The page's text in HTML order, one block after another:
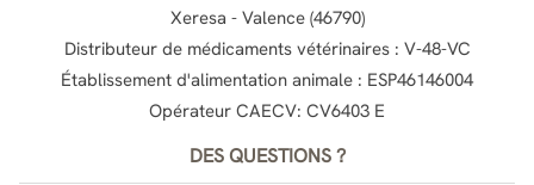
Xeresa - Valence (46790)
Distributeur de médicaments vétérinaires : V-48-VC
Établissement d'alimentation animale : ESP46146004
Opérateur CAECV: CV6403 E
DES QUESTIONS ?